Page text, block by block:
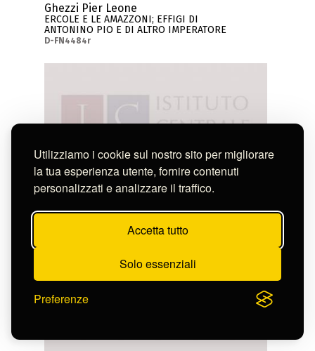
Utilizziamo i cookie sul nostro sito per migliorare
la tua esperienza utente, fornire contenuti
personalizzati e analizzare il traffico.
Accetta tutto
Solo essenziali
Preferenze
Ghezzi Pier Leone
ERCOLE E LE AMAZZONI; EFFIGI DI
ANTONINO PIO E DI ALTRO IMPERATORE
D-FN4484r